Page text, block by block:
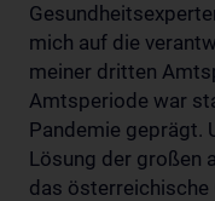
mich auf die
meiner dritten
Amtsperiode war
Pandemie geprägt.
Lösung der großen
das österreichische